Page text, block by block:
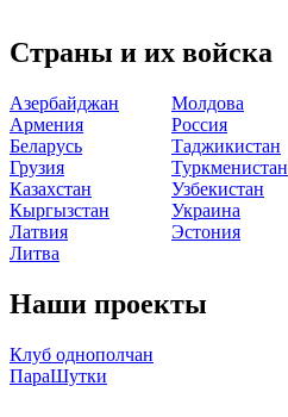
Страны и их войска
Азербайджан
Армения
Беларусь
Грузия
Казахстан
Кыргызстан
Латвия
Литва
Молдова
Россия
Таджикистан
Туркменистан
Узбекистан
Украина
Эстония
Наши проекты
Клуб однополчан
ПараШутки